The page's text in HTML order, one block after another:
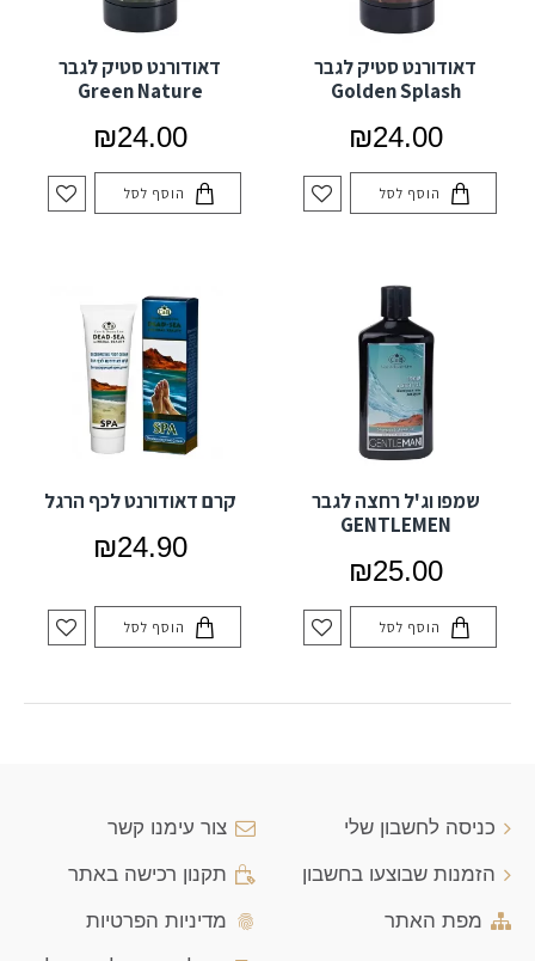
דאודורנט סטיק לגבר
Golden Splash
₪24.00
הוסף לסל
דאודורנט סטיק לגבר
Green Nature
₪24.00
הוסף לסל
שמפו וג'ל רחצה לגבר
GENTLEMEN
₪25.00
הוסף לסל
קרם דאודורנט לכף הרגל
₪24.90
הוסף לסל
כניסה לחשבון שלי
הזמנות שבוצעו בחשבון
מפת האתר
צור עימנו קשר
תקנון רכישה באתר
מדיניות הפרטיות